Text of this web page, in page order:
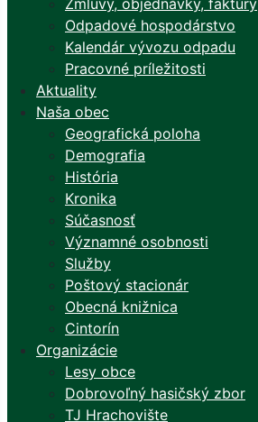
Zmluvy, objednávky, faktúry
Odpadové hospodárstvo
Kalendár vývozu odpadu
Pracovné príležitosti
Aktuality
Naša obec
Geografická poloha
Demografia
História
Kronika
Súčasnosť
Významné osobnosti
Služby
Poštový stacionár
Obecná knižnica
Cintorín
Organizácie
Lesy obce
Dobrovoľný hasičský zbor
TJ Hrachovište